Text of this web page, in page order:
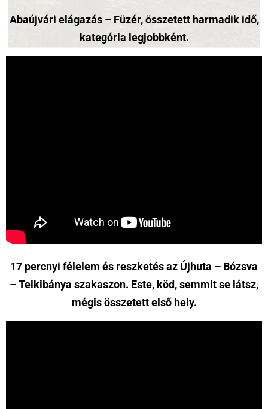
Abaújvári elágazás – Füzér, összetett harmadik idő,
kategória legjobbként.
17 percnyi félelem és reszketés az Újhuta – Bózsva
– Telkibánya szakaszon. Este, köd, semmit se látsz,
mégis összetett első hely.